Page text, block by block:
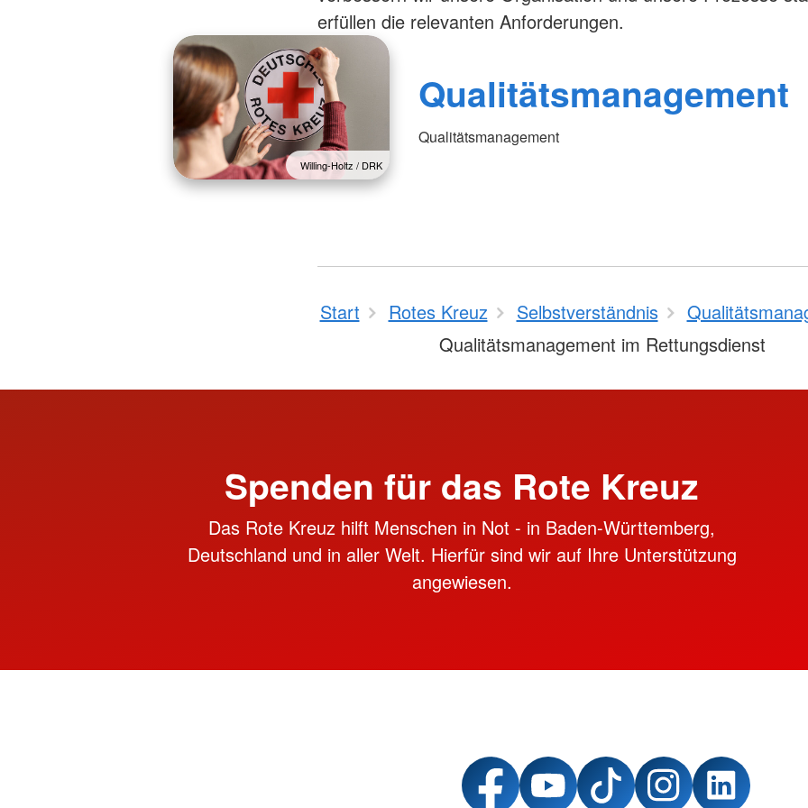
erfüllen die relevanten Anforderungen.
Willing-Holtz / DRK
Qualitätsmanagement
Qualitätsmanagement
Start Rotes Kreuz Selbstverständnis
Qualitätsmanagement im Rettungsdienst
Spenden für das Rote Kreuz
Das Rote Kreuz hilft Menschen in Not - in Baden-Württemberg,
Deutschland und in aller Welt. Hierfür sind wir auf Ihre Unterstützung
angewiesen.